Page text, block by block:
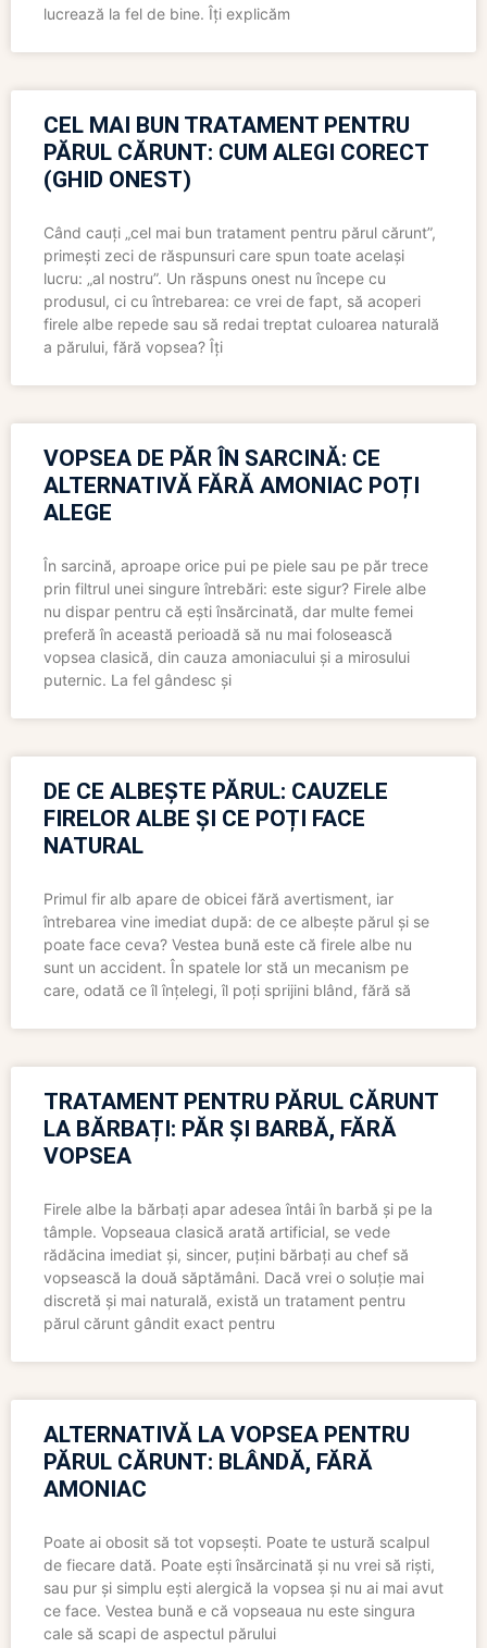
lucrează la fel de bine. Îți explicăm
CEL MAI BUN TRATAMENT PENTRU
PĂRUL CĂRUNT: CUM ALEGI CORECT
(GHID ONEST)
Când cauți „cel mai bun tratament pentru părul cărunt”,
primești zeci de răspunsuri care spun toate același
lucru: „al nostru”. Un răspuns onest nu începe cu
produsul, ci cu întrebarea: ce vrei de fapt, să acoperi
firele albe repede sau să redai treptat culoarea naturală
a părului, fără vopsea? Îți
VOPSEA DE PĂR ÎN SARCINĂ: CE
ALTERNATIVĂ FĂRĂ AMONIAC POȚI
ALEGE
În sarcină, aproape orice pui pe piele sau pe păr trece
prin filtrul unei singure întrebări: este sigur? Firele albe
nu dispar pentru că ești însărcinată, dar multe femei
preferă în această perioadă să nu mai folosească
vopsea clasică, din cauza amoniacului și a mirosului
puternic. La fel gândesc și
DE CE ALBEȘTE PĂRUL: CAUZELE
FIRELOR ALBE ȘI CE POȚI FACE
NATURAL
Primul fir alb apare de obicei fără avertisment, iar
întrebarea vine imediat după: de ce albește părul și se
poate face ceva? Vestea bună este că firele albe nu
sunt un accident. În spatele lor stă un mecanism pe
care, odată ce îl înțelegi, îl poți sprijini blând, fără să
TRATAMENT PENTRU PĂRUL CĂRUNT
LA BĂRBAȚI: PĂR ȘI BARBĂ, FĂRĂ
VOPSEA
Firele albe la bărbați apar adesea întâi în barbă și pe la
tâmple. Vopseaua clasică arată artificial, se vede
rădăcina imediat și, sincer, puțini bărbați au chef să
vopsească la două săptămâni. Dacă vrei o soluție mai
discretă și mai naturală, există un tratament pentru
părul cărunt gândit exact pentru
ALTERNATIVĂ LA VOPSEA PENTRU
PĂRUL CĂRUNT: BLÂNDĂ, FĂRĂ
AMONIAC
Poate ai obosit să tot vopsești. Poate te ustură scalpul
de fiecare dată. Poate ești însărcinată și nu vrei să riști,
sau pur și simplu ești alergică la vopsea și nu ai mai avut
ce face. Vestea bună e că vopseaua nu este singura
cale să scapi de aspectul părului